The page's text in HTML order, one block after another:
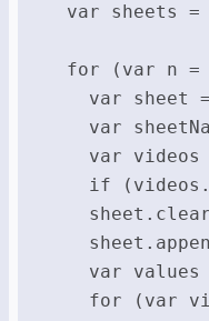
var sheets =
for (var n
var sheet
var
var
if
var values
for (var